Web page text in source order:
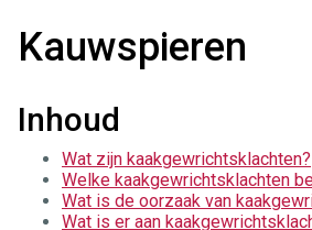
Kauwspieren
Inhoud
Wat zijn kaakgewrichtsklachten?
Welke kaakgewrichtsklachten
Wat is de oorzaak van
Wat is er aan